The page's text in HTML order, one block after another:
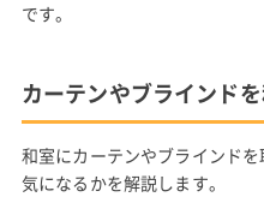
です。
カーテンやブラインド
和室にカーテンやブラインド
気になるかを解説します。